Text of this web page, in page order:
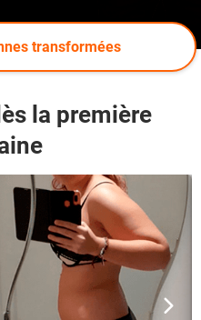
transformées
la première